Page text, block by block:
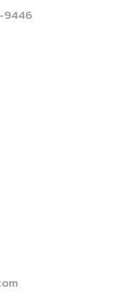
9446